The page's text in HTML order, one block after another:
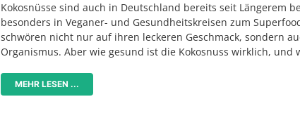
Kokosnüsse sind auch in Deutschland bereits seit Längerem
besonders in Veganer- und Gesundheitskreisen zum
schwören nicht nur auf ihren leckeren Geschmack, sondern
Organismus. Aber wie gesund ist die Kokosnuss wirklich, und
MEHR LESEN ...